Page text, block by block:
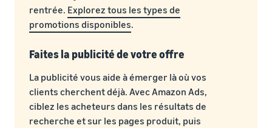
rentrée. Explorez tous les types de
promotions disponibles.
Faites la publicité de votre offre
La publicité vous aide à émerger là où vos
clients cherchent déjà. Avec Amazon Ads,
ciblez les acheteurs dans les résultats de
recherche et sur les pages produit, puis